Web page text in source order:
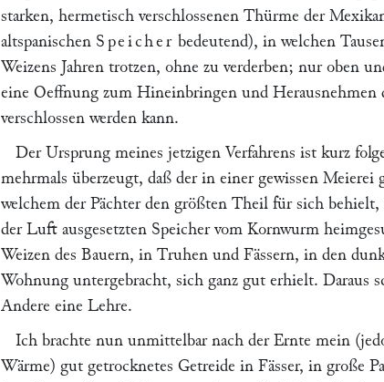
starken, hermetisch verschlossenen Thürme der
altspanischen Speicher bedeutend), in welchen
Weizens Jahren trotzen, ohne zu verderben; nur oben
eine Oeffnung zum Hineinbringen und Herausnehmen
verschlossen werden kann.
Der Ursprung meines jetzigen Verfahrens ist kurz
mehrmals überzeugt, daß der in einer gewissen Meierei
welchem der Pächter den größten Theil für sich
der Luft ausgesetzten Speicher vom Kornwurm
Weizen des Bauern, in Truhen und Fässern, in den
Wohnung untergebracht, sich ganz gut erhielt. Daraus
Andere eine Lehre.
Ich brachte nun unmittelbar nach der Ernte mein
Wärme) gut getrocknetes Getreide in Fässer, in große